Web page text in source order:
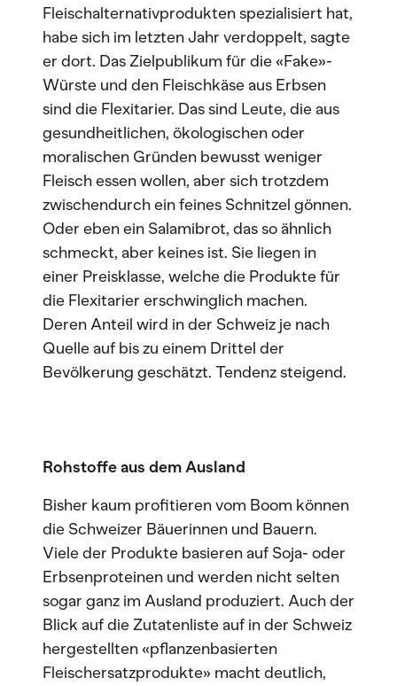
Fleischalternativprodukten spezialisiert hat,
habe sich im letzten Jahr verdoppelt, sagte
er dort. Das Zielpublikum für die «Fake»-
Würste und den Fleischkäse aus Erbsen
sind die Flexitarier. Das sind Leute, die aus
gesundheitlichen, ökologischen oder
moralischen Gründen bewusst weniger
Fleisch essen wollen, aber sich trotzdem
zwischendurch ein feines Schnitzel gönnen.
Oder eben ein Salamibrot, das so ähnlich
schmeckt, aber keines ist. Sie liegen in
einer Preisklasse, welche die Produkte für
die Flexitarier erschwinglich machen.
Deren Anteil wird in der Schweiz je nach
Quelle auf bis zu einem Drittel der
Bevölkerung geschätzt. Tendenz steigend.
Rohstoffe aus dem Ausland
Bisher kaum profitieren vom Boom können
die Schweizer Bäuerinnen und Bauern.
Viele der Produkte basieren auf Soja- oder
Erbsenproteinen und werden nicht selten
sogar ganz im Ausland produziert. Auch der
Blick auf die Zutatenliste auf in der Schweiz
hergestellten «pflanzenbasierten
Fleischersatzprodukte» macht deutlich,